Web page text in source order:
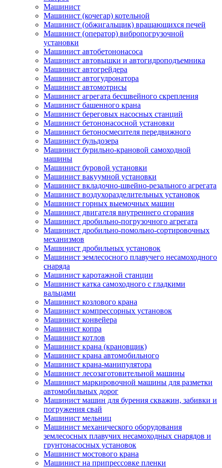
Машинист
Машинист (кочегар) котельной
Машинист (обжигальщик) вращающихся печей
Машинист (оператор) вибропогрузочной
установки
Машинист автобетононасоса
Машинист автовышки и автогидроподъемника
Машинист автогрейдера
Машинист автогудронатора
Машинист автомотрисы
Машинист агрегата бесшвейного скрепления
Машинист башенного крана
Машинист береговых насосных станций
Машинист бетононасосной установки
Машинист бетоносмесителя передвижного
Машинист бульдозера
Машинист бурильно-крановой самоходной
машины
Машинист буровой установки
Машинист вакуумной установки
Машинист вкладочно-швейно-резального агрегата
Машинист воздухоразделительных установок
Машинист горных выемочных машин
Машинист двигателя внутреннего сгорания
Машинист дробильно-погрузочного агрегата
Машинист дробильно-помольно-сортировочных
механизмов
Машинист дробильных установок
Машинист землесосного плавучего несамоходного
снаряда
Машинист каротажной станции
Машинист катка самоходного с гладкими
вальцами
Машинист козлового крана
Машинист компрессорных установок
Машинист конвейера
Машинист копра
Машинист котлов
Машинист крана (крановщик)
Машинист крана автомобильного
Машинист крана-манипулятора
Машинист лесозаготовительной машины
Машинист маркировочной машины для разметки
автомобильных дорог
Машинист машин для бурения скважин, забивки и
погружения свай
Машинист мельниц
Машинист механического оборудования
землесосных плавучих несамоходных снарядов и
грунтонасосных установок
Машинист мостового крана
Машинист на припрессовке пленки